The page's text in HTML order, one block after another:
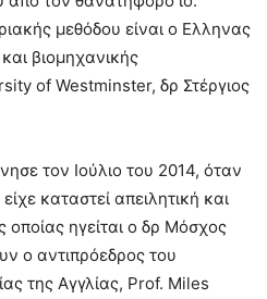
μεθόδου είναι ο Ελληνας
βιομηχανικής
of Westminster, δρ Στέργιος
τον Ιούλιο του 2014, όταν
καταστεί απειλητική και
ηγείται ο δρ Μόσχος
ο αντιπρόεδρος του
της Αγγλίας, Prof. Miles